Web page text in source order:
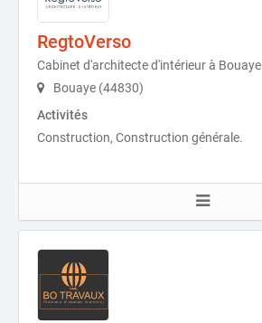
RegtoVerso
Cabinet d'architecte d'intérieur à Bouaye
Bouaye (44830)
Activités
Construction, Construction générale.